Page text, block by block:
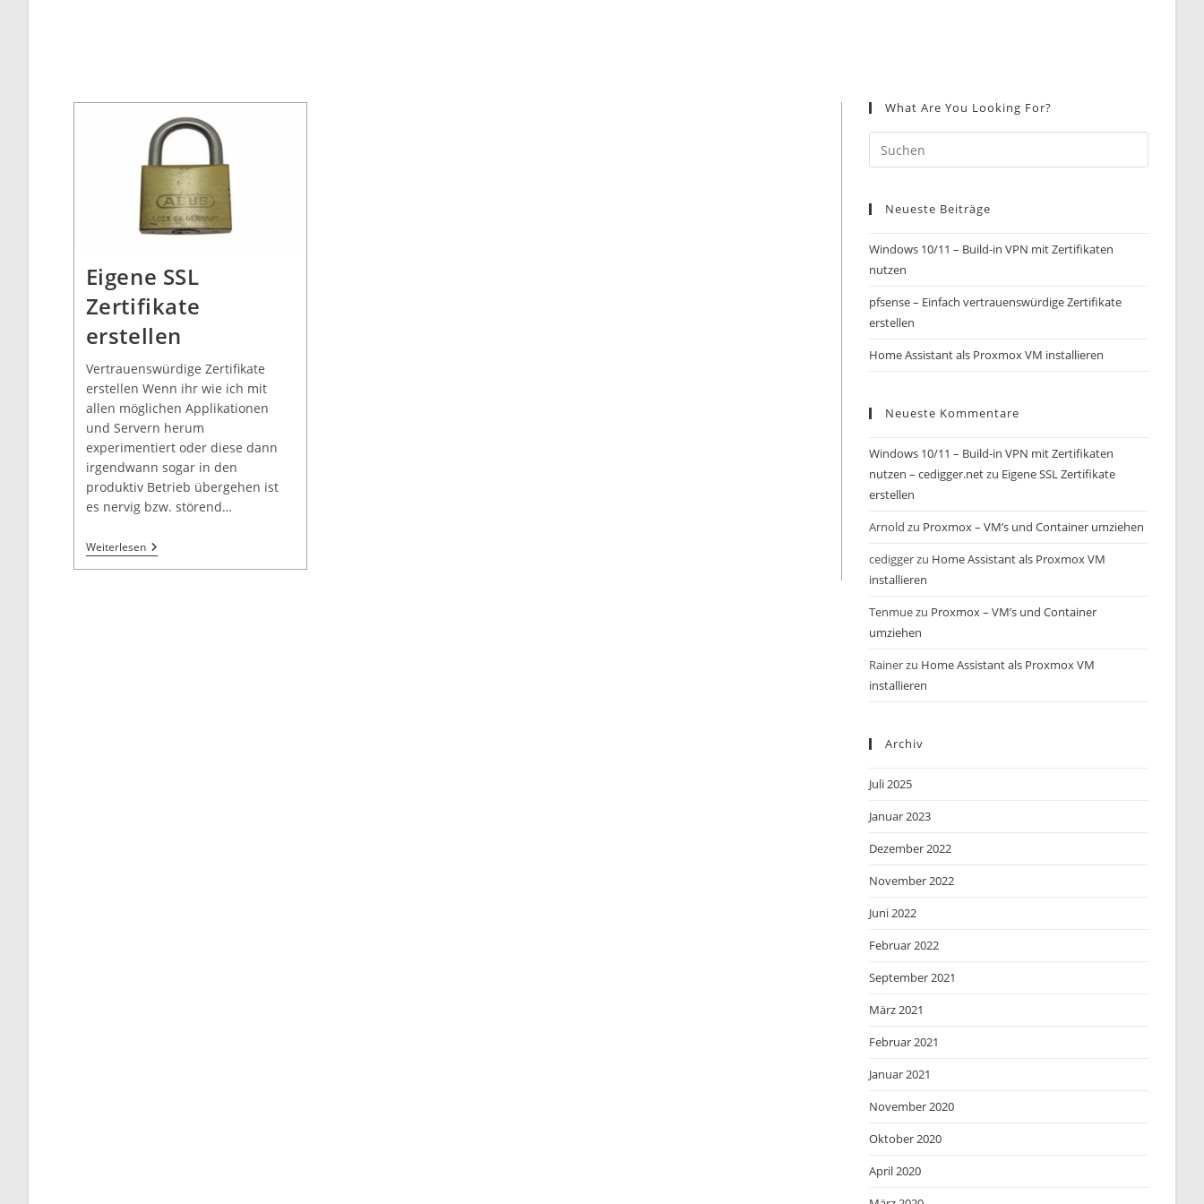
Eigene SSL
Zertifikate
erstellen
Vertrauenswürdige Zertifikate
erstellen Wenn ihr wie ich mit
allen möglichen Applikationen
und Servern herum
experimentiert oder diese dann
irgendwann sogar in den
produktiv Betrieb übergehen ist
es nervig bzw. störend…
Weiterlesen
What Are You Looking For?
Neueste Beiträge
Windows 10/11 – Build-in VPN mit Zertifikaten
nutzen
pfsense – Einfach vertrauenswürdige Zertifikate
erstellen
Home Assistant als Proxmox VM installieren
Neueste Kommentare
Windows 10/11 – Build-in VPN mit Zertifikaten
nutzen – cedigger.netzu Eigene SSL Zertifikate
erstellen
Arnold zu Proxmox – VM’s und Container umziehen
cediggerzu Home Assistant als Proxmox VM
installieren
Tenmuezu Proxmox – VM’s und Container
umziehen
Rainerzu Home Assistant als Proxmox VM
installieren
Archiv
Juli 2025
Januar 2023
Dezember 2022
November 2022
Juni 2022
Februar 2022
September 2021
März 2021
Februar 2021
Januar 2021
November 2020
Oktober 2020
April 2020